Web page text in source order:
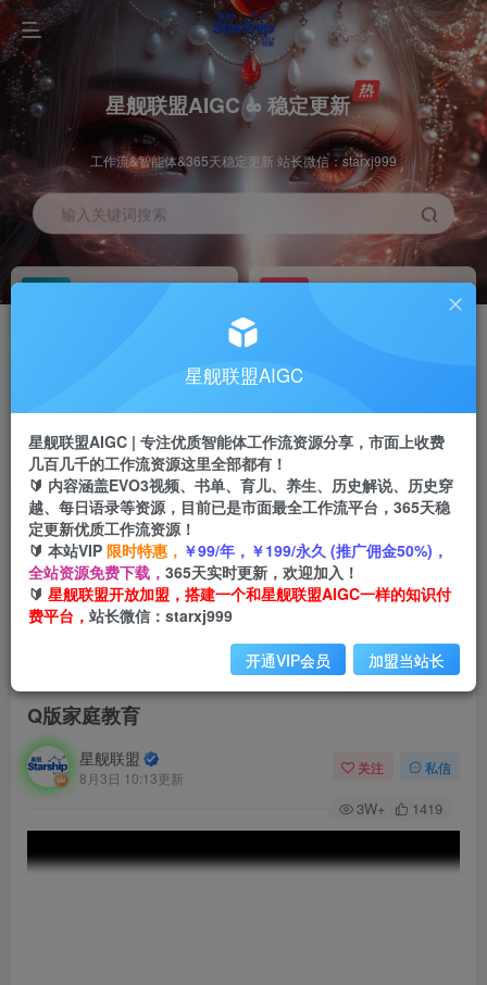
星舰联盟AIGC ∞ 稳定更新
工作流&智能体&365天稳定更新 站长微信：starxj999
输入关键词搜索
加入会员 工作流主页
每周免费工作流体验
站长招募
推荐
项目周期预估10年
Q版家庭教育
星舰联盟
8月3日 10:13更新
关注 私信
3W+ 1419
星舰联盟AIGC
星舰联盟AIGC | 专注优质智能体工作流资源分享，市面上收费
几百几千的工作流资源这里全部都有！
🔰 内容涵盖EVO3视频、书单、育儿、养生、历史解说、历史穿
越、每日语录等资源，目前已是市面最全工作流平台，365天稳
定更新优质工作流资源！
🔰 本站VIP 限时特惠， ￥99/年，￥199/永久 (推广佣金50%)，
全站资源免费下载， 365天实时更新，欢迎加入！
🔰 星舰联盟开放加盟，搭建一个和星舰联盟AIGC一样的知识付
费平台， 站长微信：starxj999
开通VIP会员 加盟当站长